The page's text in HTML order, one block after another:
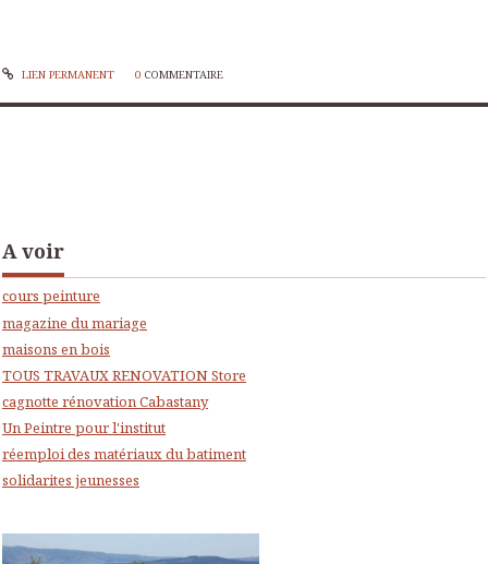
LIEN PERMANENT 0 COMMENTAIRE
A voir
cours peinture
magazine du mariage
maisons en bois
TOUS TRAVAUX RENOVATION Store
cagnotte rénovation Cabastany
Un Peintre pour l'institut
réemploi des matériaux du batiment
solidarites jeunesses